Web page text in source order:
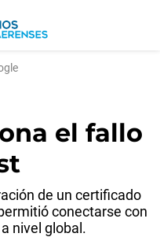
el fallo
de un certificado
conectarse con
nivel global.